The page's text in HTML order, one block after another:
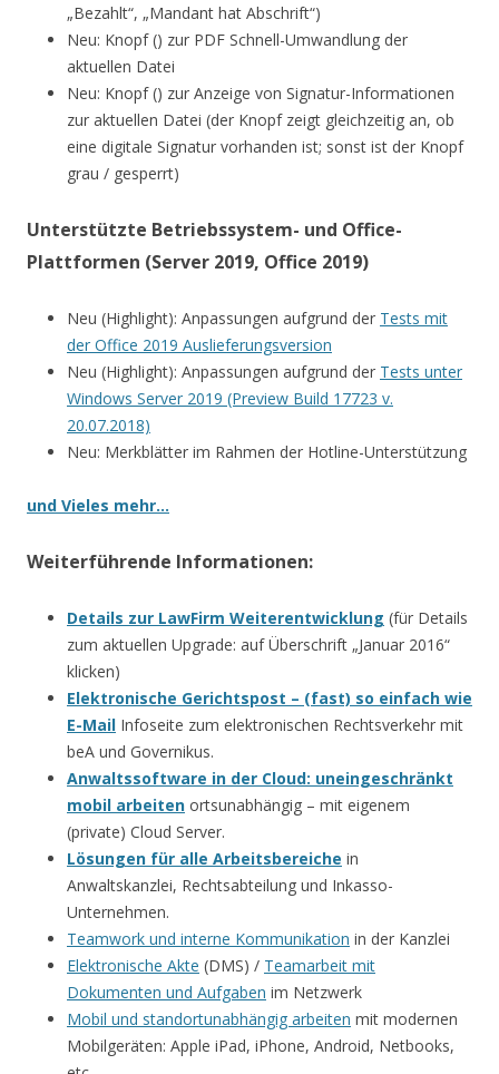
„Bezahlt“, „Mandant hat Abschrift“)
Neu: Knopf () zur PDF Schnell-Umwandlung der
aktuellen Datei
Neu: Knopf () zur Anzeige von Signatur-Informationen
zur aktuellen Datei (der Knopf zeigt gleichzeitig an, ob
eine digitale Signatur vorhanden ist; sonst ist der Knopf
grau / gesperrt)
Unterstützte Betriebssystem- und Office-
Plattformen (Server 2019, Office 2019)
Neu (Highlight): Anpassungen aufgrund der Tests mit
der Office 2019 Auslieferungsversion
Neu (Highlight): Anpassungen aufgrund der Tests unter
Windows Server 2019 (Preview Build 17723 v.
20.07.2018)
Neu: Merkblätter im Rahmen der Hotline-Unterstützung
und Vieles mehr…
Weiterführende Informationen:
Details zur LawFirm Weiterentwicklung (für Details
zum aktuellen Upgrade: auf Überschrift „Januar 2016“
klicken)
Elektronische Gerichtspost – (fast) so einfach wie
E-Mail Infoseite zum elektronischen Rechtsverkehr mit
beA und Governikus.
Anwaltssoftware in der Cloud: uneingeschränkt
mobil arbeiten ortsunabhängig – mit eigenem
(private) Cloud Server.
Lösungen für alle Arbeitsbereiche in
Anwaltskanzlei, Rechtsabteilung und Inkasso-
Unternehmen.
Teamwork und interne Kommunikation in der Kanzlei
Elektronische Akte (DMS) / Teamarbeit mit
Dokumenten und Aufgaben im Netzwerk
Mobil und standortunabhängig arbeiten mit modernen
Mobilgeräten: Apple iPad, iPhone, Android, Netbooks,